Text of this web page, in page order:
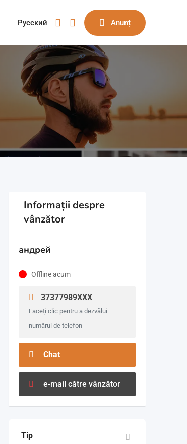
Русский Anunț
Informații despre
vânzător
андрей
Offline acum
37377989XXX
Faceți clic pentru a dezvălui
numărul de telefon
Chat
e-mail către vânzător
Tip